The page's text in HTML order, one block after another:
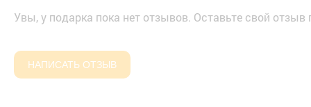
Увы, у подарка пока нет отзывов. Оставьте свой
НАПИСАТЬ ОТЗЫВ